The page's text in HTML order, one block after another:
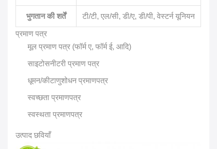
भुगतान की शर्तें टी/टी, एल/सी, डी/ए, डी/पी, वेस्टर्न यूनियन
प्रमाण पत्र
मूल प्रमाण पत्र (फॉर्म ए, फॉर्म ई, आदि)
साइटोसनीटरी प्रमाण पत्र
धूमन/कीटाणुशोधन प्रमाणपत्र
स्वच्छता प्रमाणपत्र
स्वस्थता प्रमाणपत्र
उत्पाद छवियाँ